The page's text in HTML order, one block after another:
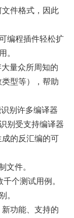
件格式，因此
编程插件轻松扩
。
量众所周知的
型等），帮助
别许多编译器
别受支持编译器
的反汇编的可
文件。
个测试用例。
。
功能、支持的